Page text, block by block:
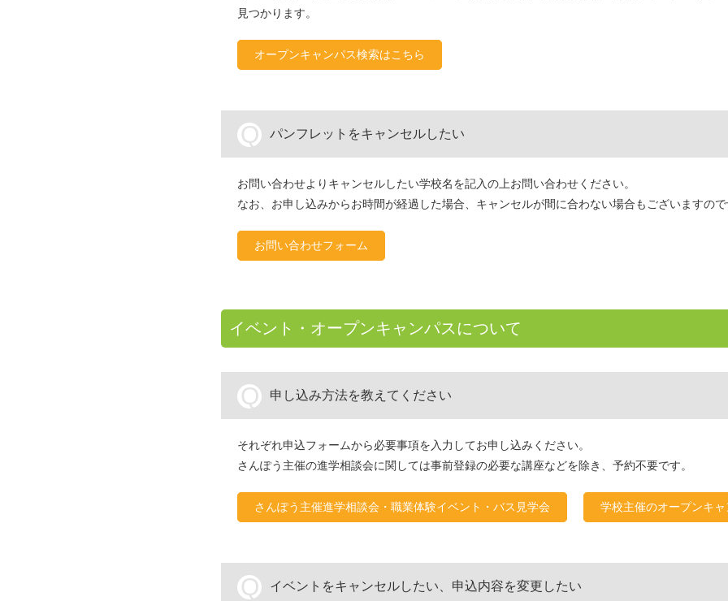
見つかります。
オープンキャンパス検索はこちら
Q パンフレットをキャンセルしたい
お問い合わせよりキャンセルしたい学校名を記入の上お問い合わせください。
なお、お申し込みからお時間が経過した場合、キャンセルが間に合わない場合もございますので
お問い合わせフォーム
イベント・オープンキャンパスについて
Q 申し込み方法を教えてください
それぞれ申込フォームから必要事項を入力してお申し込みください。
さんぽう主催の進学相談会に関しては事前登録の必要な講座などを除き、予約不要です。
さんぽう主催進学相談会・職業体験イベント・バス見学会 学校主催のオープンキャ
Q イベントをキャンセルしたい、申込内容を変更したい